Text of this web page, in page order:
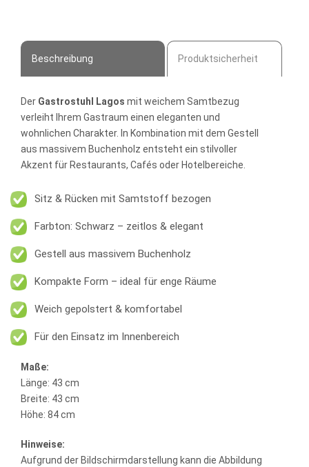
Beschreibung Produktsicherheit
Der Gastrostuhl Lagos mit weichem Samtbezug
verleiht Ihrem Gastraum einen eleganten und
wohnlichen Charakter. In Kombination mit dem Gestell
aus massivem Buchenholz entsteht ein stilvoller
Akzent für Restaurants, Cafés oder Hotelbereiche.
Sitz & Rücken mit Samtstoff bezogen
Farbton: Schwarz – zeitlos & elegant
Gestell aus massivem Buchenholz
Kompakte Form – ideal für enge Räume
Weich gepolstert & komfortabel
Für den Einsatz im Innenbereich
Maße:
Länge: 43 cm
Breite: 43 cm
Höhe: 84 cm
Hinweise:
Aufgrund der Bildschirmdarstellung kann die Abbildung